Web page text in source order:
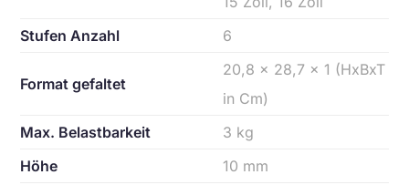
Stufen Anzahl
6
Format gefaltet
20,8 x 28,7 x 1 (HxBxT
in Cm)
Max. Belastbarkeit
3 kg
Höhe
10 mm